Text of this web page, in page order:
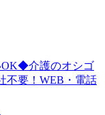
OK◆介護のオシゴ
不要！WEB・電話